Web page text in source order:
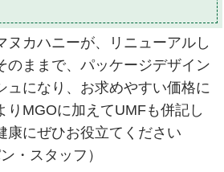
ヌカハニーが、リニューアルし
のままで、パッケージデザイン
ュになり、お求めやすい価格に
りMGOに加えてUMFも併記し
康にぜひお役立てください
・スタッフ）